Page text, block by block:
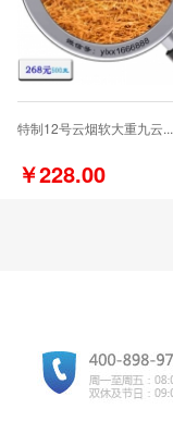
特制12号云烟软大重九云...
￥228.00